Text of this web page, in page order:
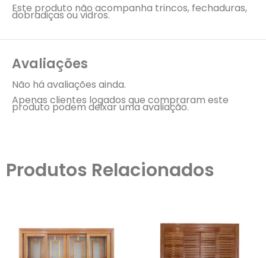
Este produto não acompanha trincos, fechaduras,
dobradiças ou vidros.
Avaliações
Não há avaliações ainda.
Apenas clientes logados que compraram este
produto podem deixar uma avaliação.
Produtos Relacionados